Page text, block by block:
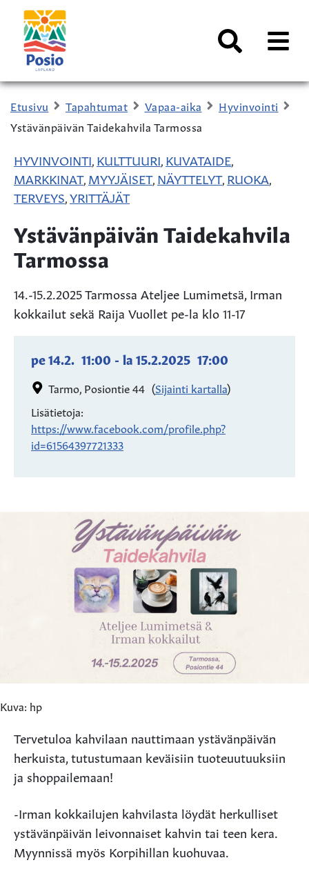
Siirry sisältöön
Kaupungin
logo
AVAA
Etusivu Tapahtumat Vapaa-aika
Hyvinvointi
Ystävänpäivän Taidekahvila Tarmossa
HYVINVOINTI KULTTUURI KUVATAIDE
MARKKINAT, MYYJÄISET, NÄYTTELYT, RUOKA
TERVEYS YRITTÄJÄT
Ystävänpäivän Taidekahvila
Tarmossa
14.-15.2.2025 Tarmossa Ateljee Lumimetsä, Irman
kokkailut sekä Raija Vuollet pe-la klo 11-17
pe 14.2. 11:00 - la 15.2.2025 17:00
Tarmo, Posiontie 44 (Sijainti kartalla)
Lisätietoja:
https://www.facebook.com/profile.php?
id=61564397721333
Kuva: hp
Tervetuloa kahvilaan nauttimaan ystävänpäivän
herkuista, tutustumaan keväisiin tuoteuutuuksiin
ja shoppailemaan!
-Irman kokkailujen kahvilasta löydät herkulliset
ystävänpäivän leivonnaiset kahvin tai teen kera.
Myynnissä myös Korpihillan kuohuvaa.